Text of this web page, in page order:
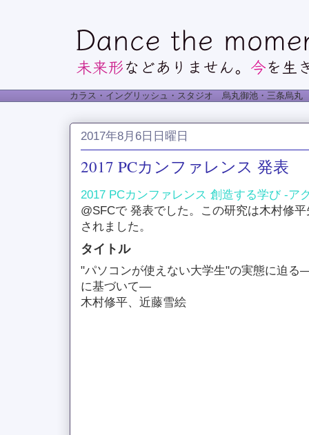
カラス・イングリッシュ・スタジオ 烏丸御池・三条烏
2017年8月6日日曜日
2017 PCカンファレンス 発表
2017 PCカンファレンス 創造する学び -ア
@SFCで 発表でした。この研究は木村修
されました。
タイトル
"パソコンが使えない大学生"の実態に迫る
に基づいて―
木村修平、近藤雪絵